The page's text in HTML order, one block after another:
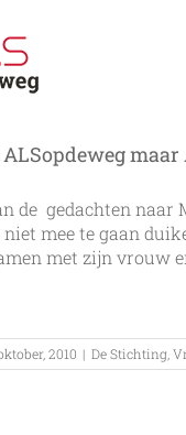
de gedachten naar
mee te gaan
met zijn vrouw
2010 | De Stichting